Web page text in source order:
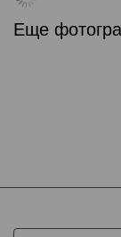
Еще